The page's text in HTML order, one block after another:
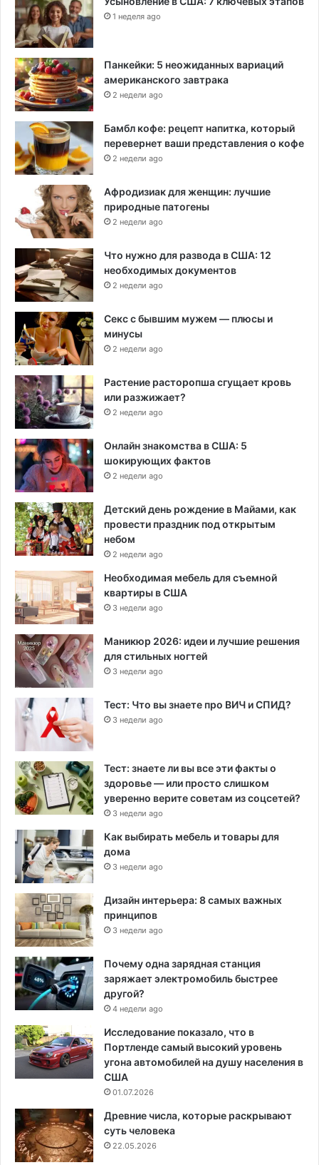
1 неделя ago
Панкейки: 5 неожиданных вариаций
американского завтрака
2 недели ago
Бамбл кофе: рецепт напитка, который
перевернет ваши представления о кофе
2 недели ago
Афродизиак для женщин: лучшие
природные патогены
2 недели ago
Что нужно для развода в США: 12
необходимых документов
2 недели ago
Секс с бывшим мужем — плюсы и
минусы
2 недели ago
Растение расторопша сгущает кровь
или разжижает?
2 недели ago
Онлайн знакомства в США: 5
шокирующих фактов
2 недели ago
Детский день рождение в Майами, как
провести праздник под открытым
небом
2 недели ago
Необходимая мебель для съемной
квартиры в США
3 недели ago
Маникюр 2026: идеи и лучшие решения
для стильных ногтей
3 недели ago
Тест: Что вы знаете про ВИЧ и СПИД?
3 недели ago
Тест: знаете ли вы все эти факты о
здоровье — или просто слишком
уверенно верите советам из соцсетей?
3 недели ago
Как выбирать мебель и товары для
дома
3 недели ago
Дизайн интерьера: 8 самых важных
принципов
3 недели ago
Почему одна зарядная станция
заряжает электромобиль быстрее
другой?
4 недели ago
Исследование показало, что в
Портленде самый высокий уровень
угона автомобилей на душу населения в
США
01.07.2026
Древние числа, которые раскрывают
суть человека
22.05.2026